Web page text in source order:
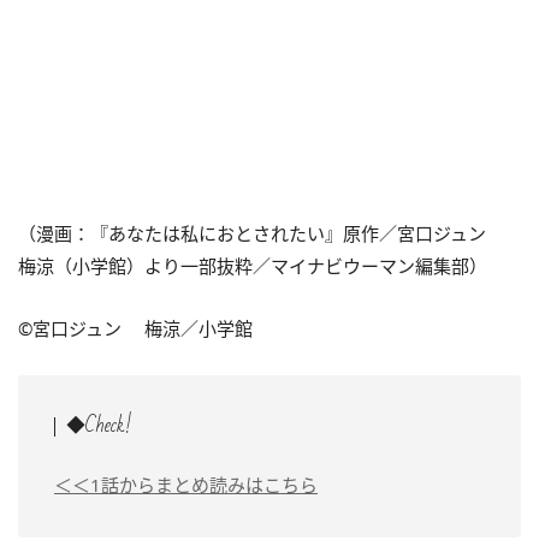
（漫画：『あなたは私におとされたい 』原作／宮口ジュン
梅涼（小学館）より一部抜粋／マイナビウーマン編集部）
©宮口ジュン 梅涼／小学館
◆Check!
＜＜1話からまとめ読みはこちら